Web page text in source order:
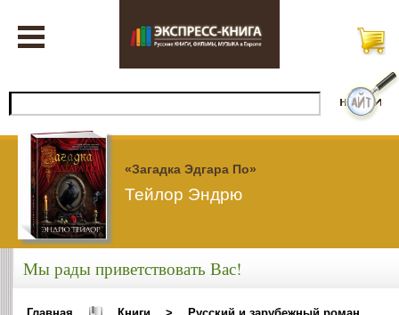
«Загадка Эдгара По»
Тейлор Эндрю
Мы рады приветствовать Вас!